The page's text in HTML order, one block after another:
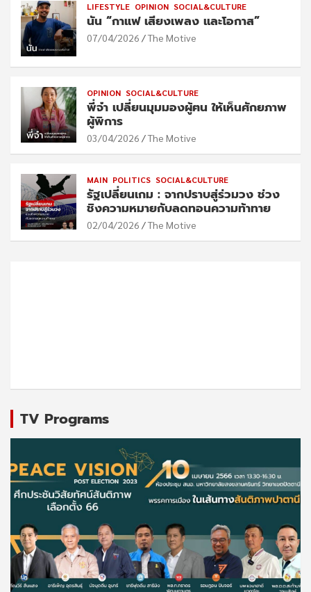
LIFESTYLE OPINION SOCIAL&CULTURE
นัน “กาแฟ เสียงเพลง และโอกาส”
07/04/2026 The Motive
OPINION SOCIAL&CULTURE
พี่จ๋า เปลี่ยนมุมมองผู้ฅน ให้เห็นศักยภาพ
ผู้พิการ
03/04/2026 The Motive
MAIN POLITICS SOCIAL&CULTURE
รัฐเปลี่ยนเกม : จากปราบสู่ร่วมวง ช่วง
ชิงความหมายกับลดทอนความท้าทาย
02/04/2026 The Motive
TV Programs